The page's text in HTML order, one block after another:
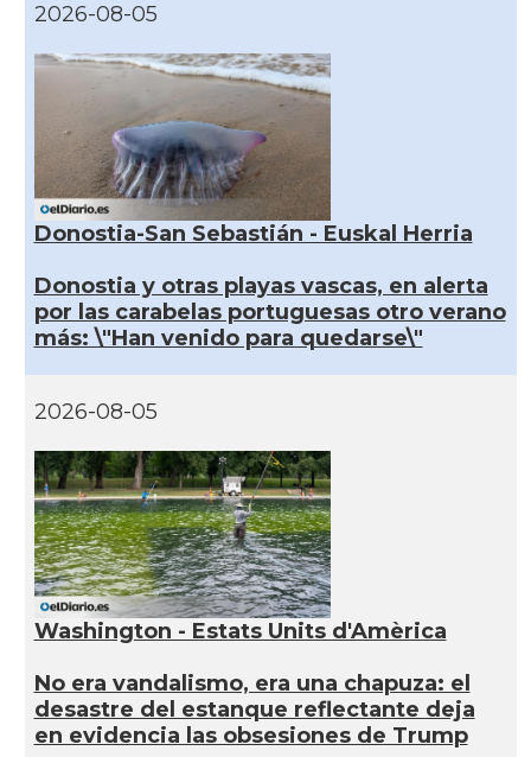
2026-08-05
Donostia-San Sebastián - Euskal Herria
Donostia y otras playas vascas, en alerta
por las carabelas portuguesas otro verano
más: \"Han venido para quedarse\"
2026-08-05
Washington - Estats Units d'Amèrica
No era vandalismo, era una chapuza: el
desastre del estanque reflectante deja
en evidencia las obsesiones de Trump